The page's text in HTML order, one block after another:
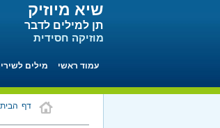
שיא מיוזיק
תן למילים לדבר
מוזיקה חסידית
עמוד ראשי מילים
דף הבית